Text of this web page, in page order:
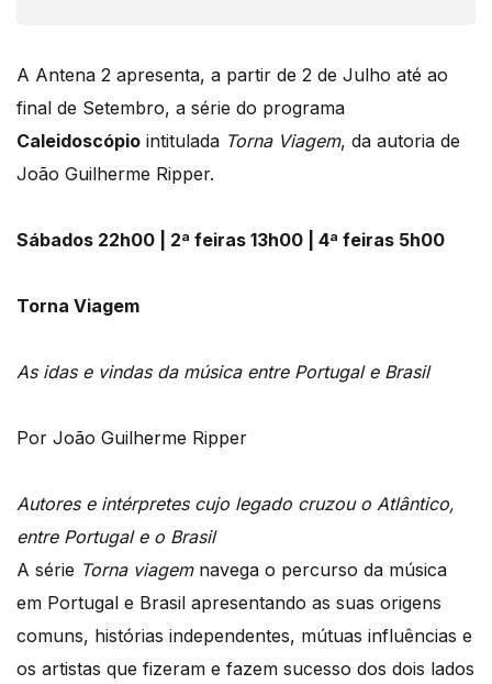
A Antena 2 apresenta, a partir de 2 de Julho até ao
final de Setembro, a série do programa
Caleidoscópio intitulada Torna Viagem, da autoria de
João Guilherme Ripper.
Sábados 22h00 | 2ª feiras 13h00 | 4ª feiras 5h00
Torna Viagem
As idas e vindas da música entre Portugal e Brasil
Por João Guilherme Ripper
Autores e intérpretes cujo legado cruzou o Atlântico,
entre Portugal e o Brasil
A série Torna viagemnavega o percurso da música
em Portugal e Brasil apresentando as suas origens
comuns, histórias independentes, mútuas influências e
os artistas que fizeram e fazem sucesso dos dois lados